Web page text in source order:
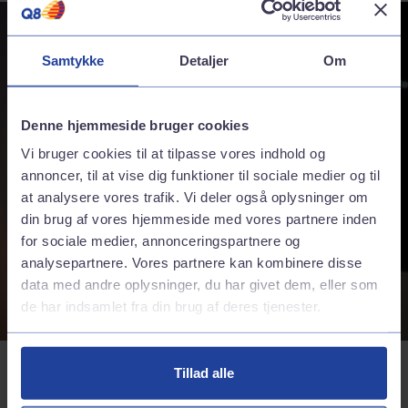
Samtykke Detaljer Om
Denne hjemmeside bruger cookies
Vi bruger cookies til at tilpasse vores indhold og
annoncer, til at vise dig funktioner til sociale medier og til
at analysere vores trafik. Vi deler også oplysninger om
din brug af vores hjemmeside med vores partnere inden
for sociale medier, annonceringspartnere og
analysepartnere. Vores partnere kan kombinere disse
data med andre oplysninger, du har givet dem, eller som
de har indsamlet fra din brug af deres tjenester.
Tillad alle
Effektiv og hurtig betaling på
lynstandere